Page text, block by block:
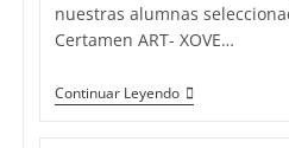
nuestras alumnas
Certamen ART- XOVE…
Continuar Leyendo